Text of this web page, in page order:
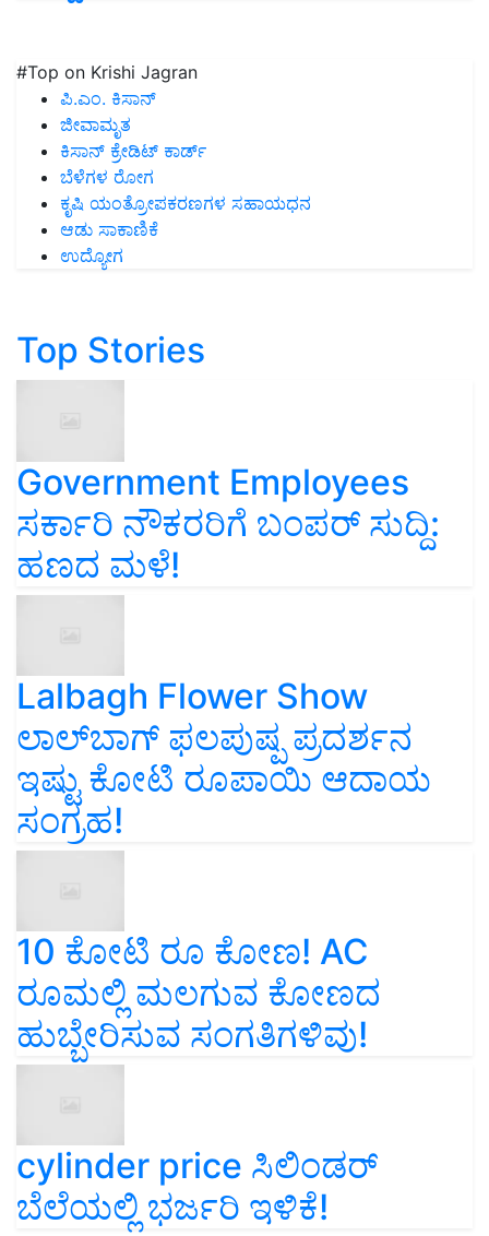
#Top on Krishi Jagran
ಪಿ.ಎಂ. ಕಿಸಾನ್
ಜೀವಾಮೃತ
ಕಿಸಾನ್ ಕ್ರೇಡಿಟ್ ಕಾರ್ಡ್
ಬೆಳೆಗಳ ರೋಗ
ಕೃಷಿ ಯಂತ್ರೋಪಕರಣಗಳ ಸಹಾಯಧನ
ಆಡು ಸಾಕಾಣಿಕೆ
ಉದ್ಯೋಗ
Top Stories
Government Employees
ಸರ್ಕಾರಿ ನೌಕರರಿಗೆ ಬಂಪರ್‌ ಸುದ್ದಿ:
ಹಣದ ಮಳೆ!
Lalbagh Flower Show
ಲಾಲ್‌ಬಾಗ್ ಫಲಪುಷ್ಪ ಪ್ರದರ್ಶನ
ಇಷ್ಟು ಕೋಟಿ ರೂಪಾಯಿ ಆದಾಯ
ಸಂಗ್ರಹ!
10 ಕೋಟಿ ರೂ ಕೋಣ! AC
ರೂಮಲ್ಲಿ ಮಲಗುವ ಕೋಣದ
ಹುಬ್ಬೇರಿಸುವ ಸಂಗತಿಗಳಿವು!
cylinder price ಸಿಲಿಂಡರ್‌
ಬೆಲೆಯಲ್ಲಿ ಭರ್ಜರಿ ಇಳಿಕೆ!